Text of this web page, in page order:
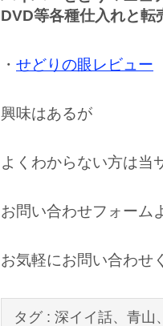
DVD等各種仕入れと転
・ せどりの眼レビュー
興味はあるが
よくわからない方は当
お問い合わせフォーム
お気軽にお問い合わせ
タグ : 深イイ話、青山